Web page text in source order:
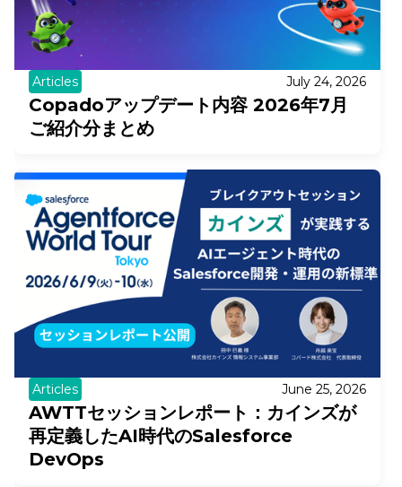
Articles July 24, 2026
Copadoアップデート内容 2026年7月
ご紹介分まとめ
Articles June 25, 2026
AWTTセッションレポート：カインズが
再定義したAI時代のSalesforce
DevOps